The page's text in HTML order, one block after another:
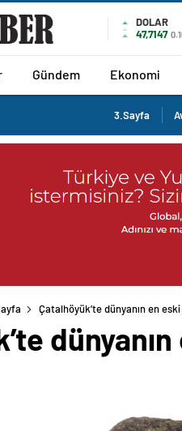
DOLAR
47,7147
Gündem Ekonomi
3.Sayfa
Çatalhöyük’te dünyanın en